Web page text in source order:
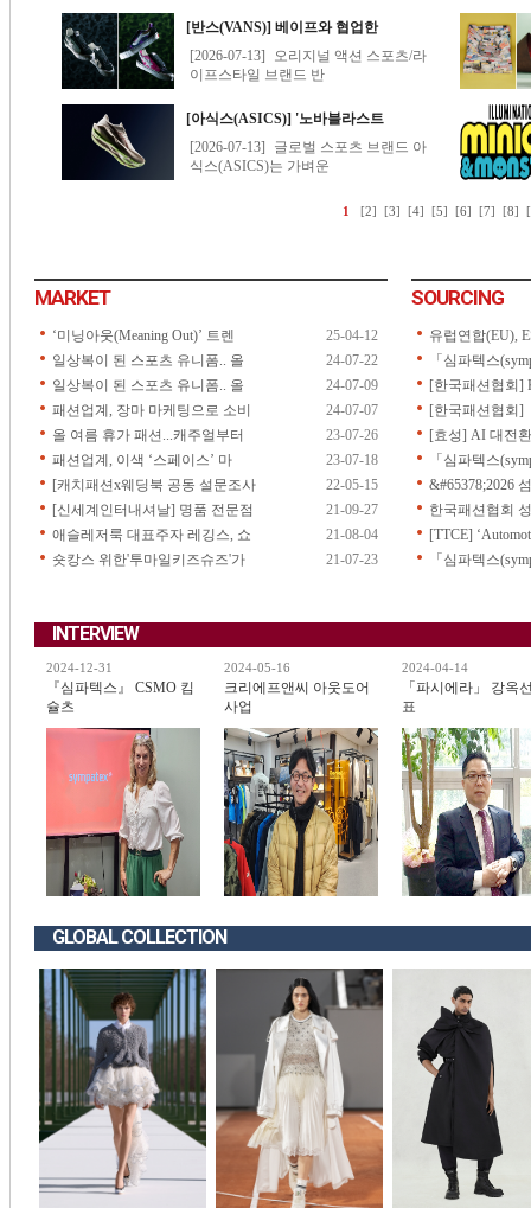
MARKET
‘미닝아웃(Meaning Out)’ 트렌
25-04-12
일상복이 된 스포츠 유니폼.. 올
24-07-22
일상복이 된 스포츠 유니폼.. 올
24-07-09
패션업계, 장마 마케팅으로 소비
24-07-07
올 여름 휴가 패션...캐주얼부터
23-07-26
패션업계, 이색 ‘스페이스’ 마
23-07-18
[캐치패션x웨딩북 공동 설문조사
22-05-15
[신세계인터내셔날] 명품 전문점
21-09-27
애슬레저룩 대표주자 레깅스, 쇼
21-08-04
숏캉스 위한'투마일키즈슈즈'가
21-07-23
SOURCING
유럽연합(EU),
「심파텍스
[한국패션협회]
[한국패션협회]
[효성] AI 대전
「심파텍스
&#65378;2026
한국패션협회
[TTCE]
「심파텍스
INTERVIEW
2024-12-31
『심파텍스』 CSMO 킴
슐츠
2024-05-16
크리에프앤씨 아웃도어
사업
2024-04-14
「파시에라」 강옥
표
GLOBAL COLLECTION